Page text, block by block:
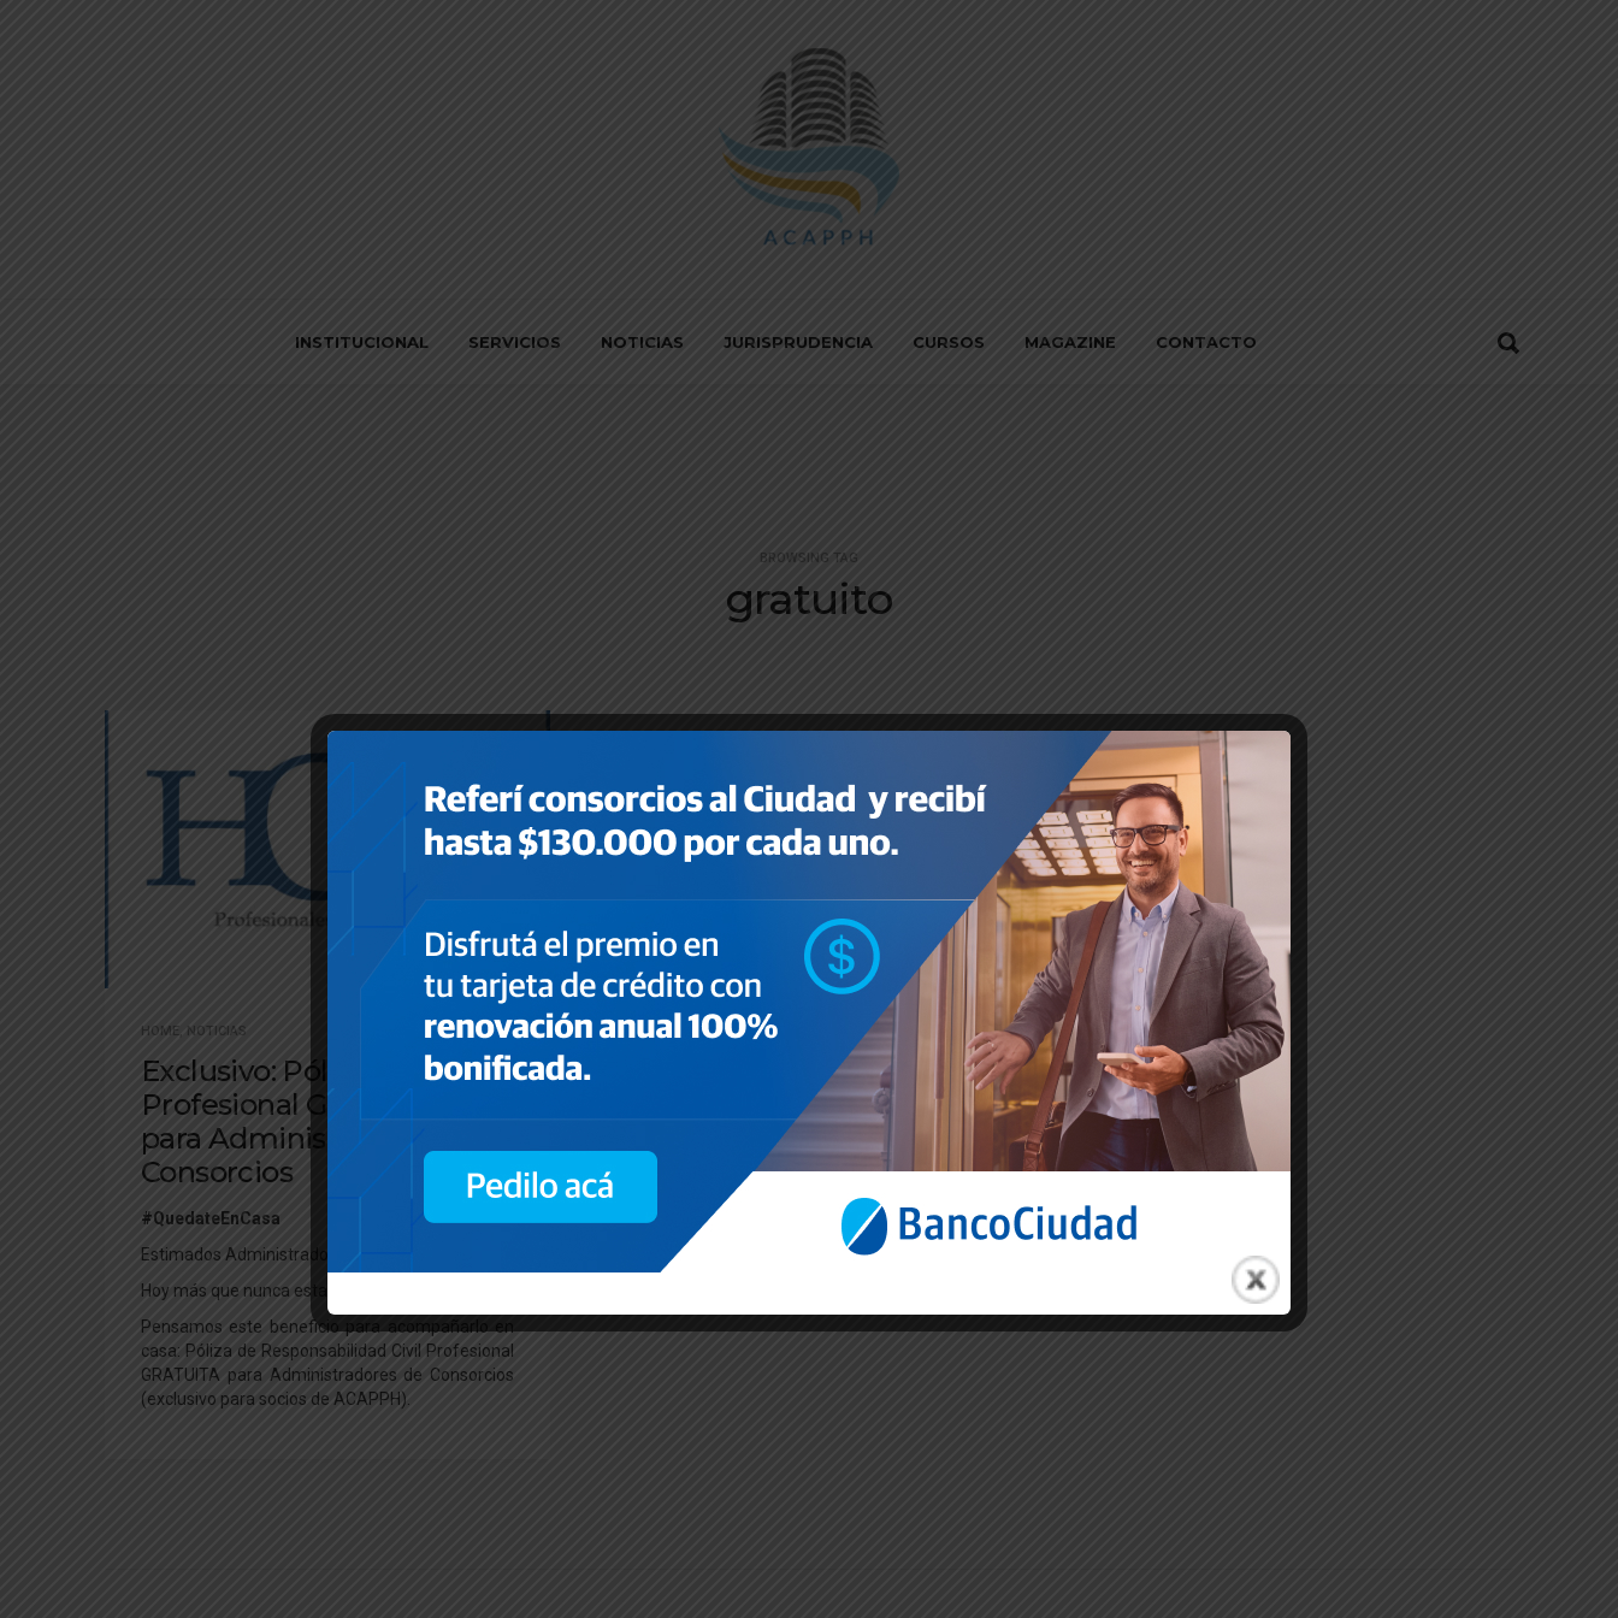
INSTITUCIONAL SERVICIOS NOTICIAS JURISPRUDENCIA CURSOS MAGAZINE CONTACTO
BROWSING TAG
gratuito
HOME NOTICIAS
Exclusivo: Póliza de RC
Profesional GRATUITA
para Administradores de
Consorcios
#QuedateEnCasa
Estimados Administradores de Consorcios:
Hoy más que nunca estamos para ayudarlo.
Pensamos este beneficio para acompañarlo en
casa: Póliza de Responsabilidad Civil Profesional
GRATUITA para Administradores de Consorcios
(exclusivo para socios de ACAPPH).